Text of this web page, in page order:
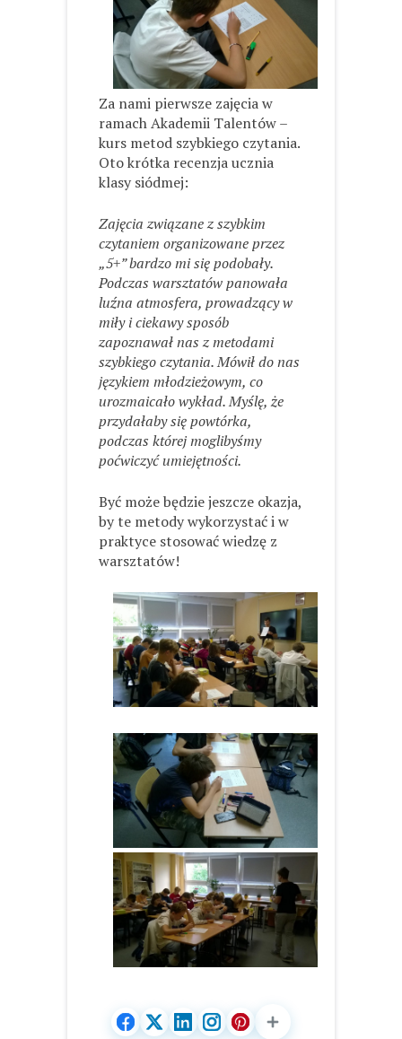
Za nami pierwsze zajęcia w
ramach Akademii Talentów –
kurs metod szybkiego czytania.
Oto krótka recenzja ucznia
klasy siódmej:
Zajęcia związane z szybkim
czytaniem organizowane przez
„5+” bardzo mi się podobały.
Podczas warsztatów panowała
luźna atmosfera, prowadzący w
miły i ciekawy sposób
zapoznawał nas z metodami
szybkiego czytania. Mówił do nas
językiem młodzieżowym, co
urozmaicało wykład. Myślę, że
przydałaby się powtórka,
podczas której moglibyśmy
poćwiczyć umiejętności.
Być może będzie jeszcze okazja,
by te metody wykorzystać i w
praktyce stosować wiedzę z
warsztatów!